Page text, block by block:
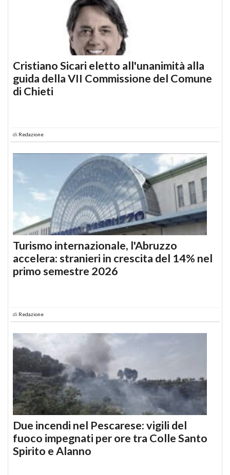
Cristiano Sicari eletto all'unanimità alla
guida della VII Commissione del Comune
di Chieti
di Redazione
Turismo internazionale, l'Abruzzo
accelera: stranieri in crescita del 14% nel
primo semestre 2026
di Redazione
Due incendi nel Pescarese: vigili del
fuoco impegnati per ore tra Colle Santo
Spirito e Alanno